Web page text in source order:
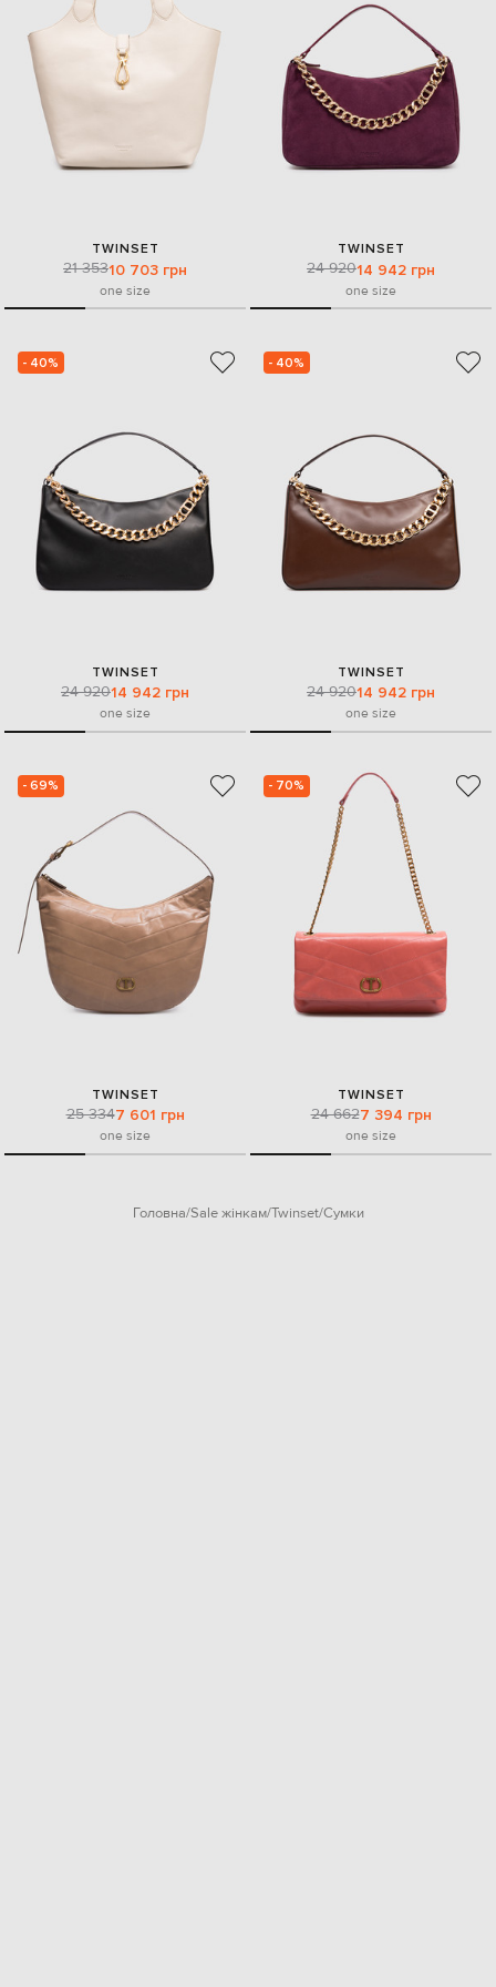
TWINSET
21 35310 703 грн
one size
TWINSET
24 92014 942 грн
one size
- 40%
TWINSET
24 92014 942 грн
one size
- 40%
TWINSET
24 92014 942 грн
one size
- 69%
TWINSET
25 3347 601 грн
one size
- 70%
TWINSET
24 6627 394 грн
one size
Головна Sale жінкам Twinset Сумки